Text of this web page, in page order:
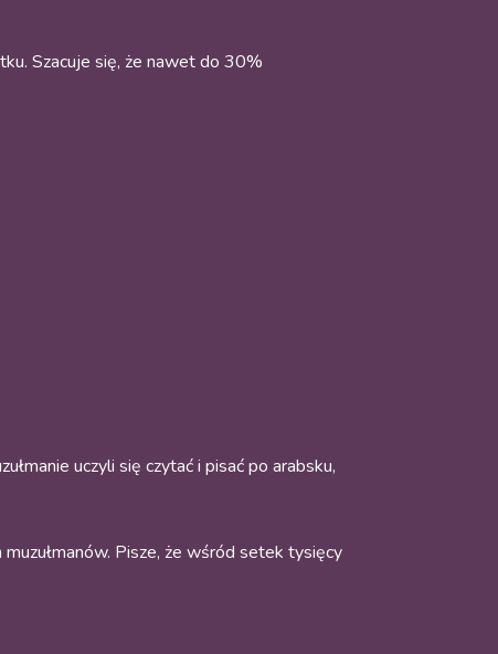
Szacuje się, że nawet do 30%
uczyli się czytać i pisać po arabsku,
Pisze, że wśród setek tysięcy